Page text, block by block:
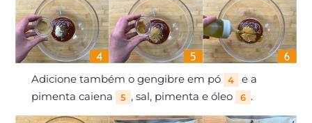
Adicione também o gengibre em pó 4
e a
pimenta caiena
5 , sal, pimenta e óleo 6 .